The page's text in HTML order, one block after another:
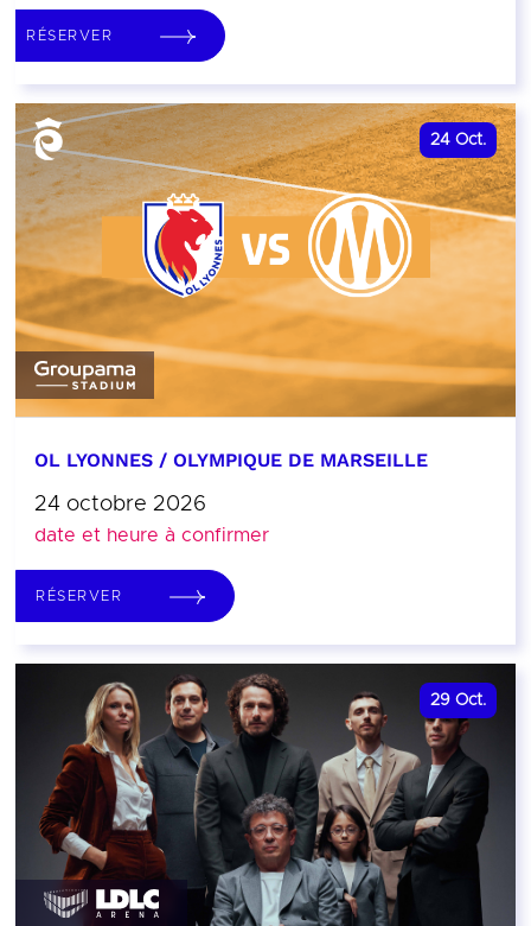
RÉSERVER
24 Oct.
OL LYONNES / OLYMPIQUE DE MARSEILLE
24 octobre 2026
date et heure à confirmer
RÉSERVER
29 Oct.